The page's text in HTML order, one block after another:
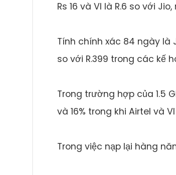
Rs 16 và VI là R.6 so với
Tính chính xác 84 ngày là
so với R.399 trong các kế
Trong trường hợp của 1.5
và 16% trong khi Airtel và
Trong việc nạp lại hàng